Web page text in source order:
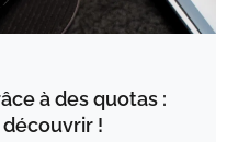
à des quotas :
!